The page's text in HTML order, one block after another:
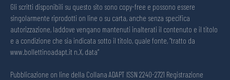
Gli scritti disponibili su questo sito sono copy-free e possono essere
singolarmente riprodotti on line o su carta, anche senza specifica
autorizzazione, laddove vengano mantenuti inalterati il contenuto e il titolo
e a condizione che sia indicata sotto il titolo, quale fonte, “tratto da
www.bollettinoadapt.it n.X, data“
Pubblicazione on line della Collana ADAPT ISSN 2240-2721 Registrazione